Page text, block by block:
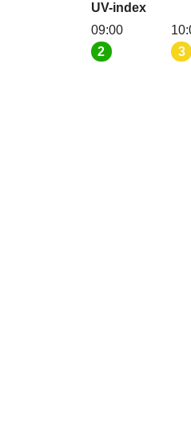
UV-index
09:00
2
3